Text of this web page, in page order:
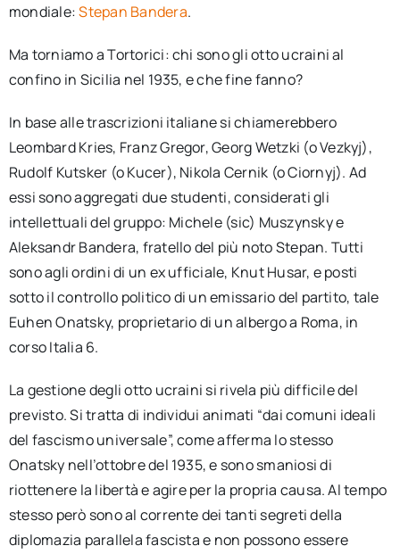
mondiale:Stepan Bandera.
Ma torniamo a Tortorici: chi sono gli otto ucraini al
confino in Sicilia nel 1935, e che fine fanno?
In base alle trascrizioni italiane si chiamerebbero
Leombard Kries, Franz Gregor, Georg Wetzki (o Vezkyj),
Rudolf Kutsker (o Kucer), Nikola Cernik (o Ciornyj). Ad
essi sono aggregati due studenti, considerati gli
intellettuali del gruppo: Michele (sic) Muszynsky e
Aleksandr Bandera, fratello del più noto Stepan. Tutti
sono agli ordini di un ex ufficiale, Knut Husar, e posti
sotto il controllo politico di un emissario del partito, tale
Euhen Onatsky, proprietario di un albergo a Roma, in
corso Italia 6.
La gestione degli otto ucraini si rivela più difficile del
previsto. Si tratta di individui animati “dai comuni ideali
del fascismo universale”, come afferma lo stesso
Onatsky nell’ottobre del 1935, e sono smaniosi di
riottenere la libertà e agire per la propria causa. Al tempo
stesso però sono al corrente dei tanti segreti della
diplomazia parallela fascista e non possono essere